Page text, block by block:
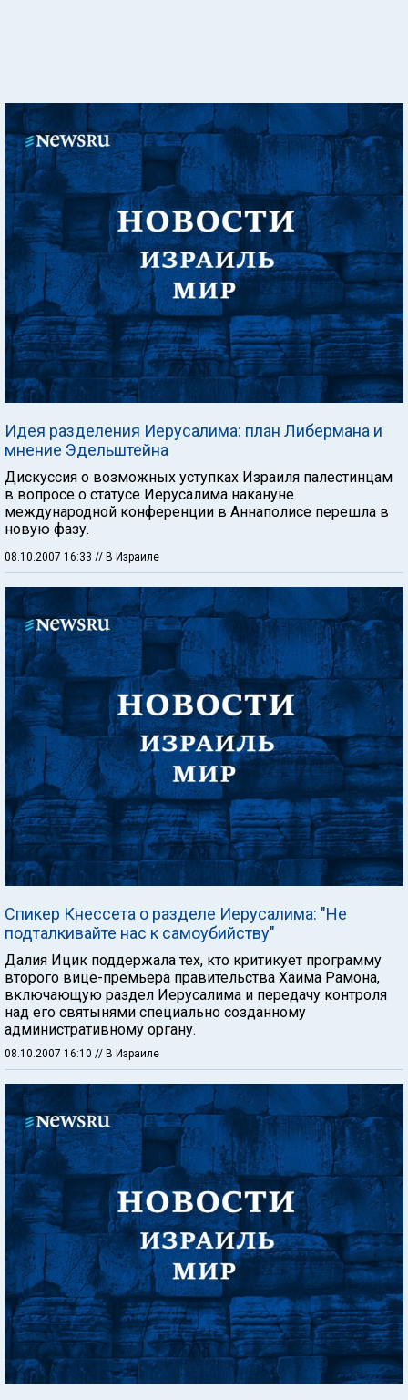
Идея разделения Иерусалима: план Либермана и
мнение Эдельштейна
Дискуссия о возможных уступках Израиля палестинцам
в вопросе о статусе Иерусалима накануне
международной конференции в Аннаполисе перешла в
новую фазу.
08.10.2007 16:33 // В Израиле
Спикер Кнессета о разделе Иерусалима: "Не
подталкивайте нас к самоубийству"
Далия Ицик поддержала тех, кто критикует программу
второго вице-премьера правительства Хаима Рамона,
включающую раздел Иерусалима и передачу контроля
над его святынями специально созданному
административному органу.
08.10.2007 16:10 // В Израиле